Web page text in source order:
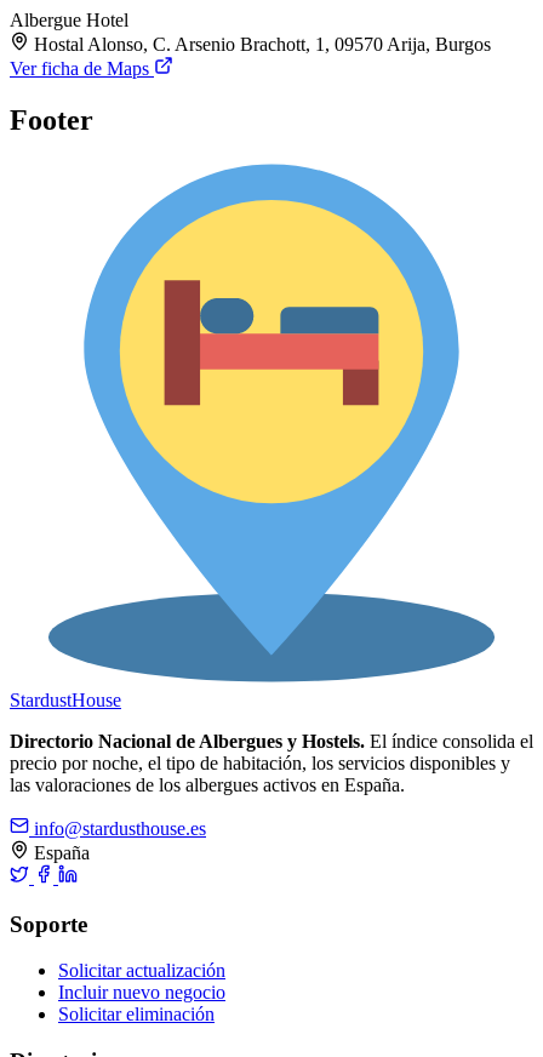
Albergue Hotel
Hostal Alonso, C. Arsenio Brachott, 1, 09570 Arija, Burgos
Ver ficha de Maps
Footer
StardustHouse
Directorio Nacional de Albergues y Hostels. El índice consolida el
precio por noche, el tipo de habitación, los servicios disponibles y
las valoraciones de los albergues activos en España.
info@stardusthouse.es
España
Soporte
Solicitar actualización
Incluir nuevo negocio
Solicitar eliminación